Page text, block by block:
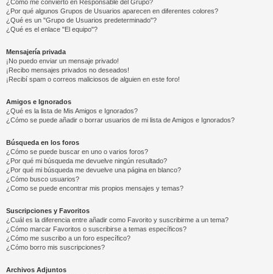
¿Cómo me convierto en Responsable del Grupo?
¿Por qué algunos Grupos de Usuarios aparecen en diferentes colores?
¿Qué es un "Grupo de Usuarios predeterminado"?
¿Qué es el enlace "El equipo"?
Mensajería privada
¡No puedo enviar un mensaje privado!
¡Recibo mensajes privados no deseados!
¡Recibí spam o correos maliciosos de alguien en este foro!
Amigos e Ignorados
¿Qué es la lista de Mis Amigos e Ignorados?
¿Cómo se puede añadir o borrar usuarios de mi lista de Amigos e Ignorados?
Búsqueda en los foros
¿Cómo se puede buscar en uno o varios foros?
¿Por qué mi búsqueda me devuelve ningún resultado?
¿Por qué mi búsqueda me devuelve una página en blanco?
¿Cómo busco usuarios?
¿Como se puede encontrar mis propios mensajes y temas?
Suscripciones y Favoritos
¿Cuál es la diferencia entre añadir como Favorito y suscribirme a un tema?
¿Cómo marcar Favoritos o suscribirse a temas específicos?
¿Cómo me suscribo a un foro específico?
¿Cómo borro mis suscripciones?
Archivos Adjuntos